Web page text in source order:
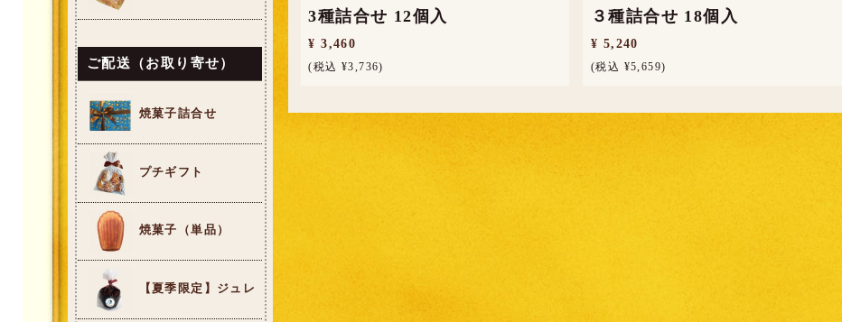
ご配送（お取り寄せ）
焼菓子詰合せ
プチギフト
焼菓子（単品）
【夏季限定】ジュレ
3種詰合せ 12個入
¥ 3,460
(税込 ¥3,736)
３種詰合せ 18個入
¥ 5,240
(税込 ¥5,659)